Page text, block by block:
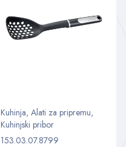
Kuhinja, Alati za pripremu,
Kuhinjski pribor
153.03.07.8799